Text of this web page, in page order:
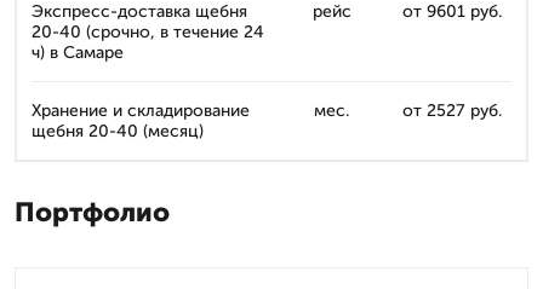
Экспресс-доставка щебня
20-40 (срочно, в течение 24
ч) в Самаре
рейс от 9601 руб.
Хранение и складирование
щебня 20-40 (месяц)
мес. от 2527 руб.
Портфолио